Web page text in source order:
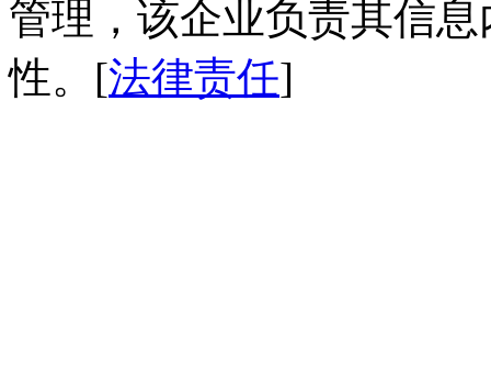
管理，该企业负责其信
性。[法律责任]